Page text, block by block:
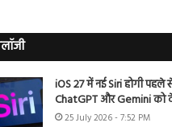
iOS 27 में नई Siri होगी पहले से
ChatGPT और Gemini को
25 July 2026 - 7:52 PM